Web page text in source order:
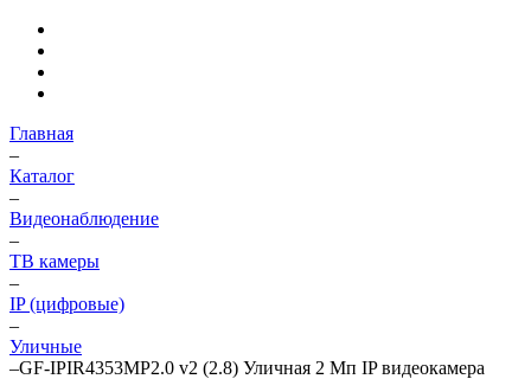
Главная
–
Каталог
–
Видеонаблюдение
–
ТВ камеры
–
IP (цифровые)
–
Уличные
–GF-IPIR4353MP2.0 v2 (2.8) Уличная 2 Мп IP видеокамера